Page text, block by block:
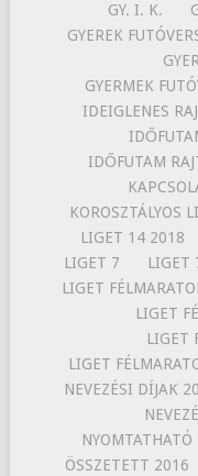
GY. I. K.
GYEREK
GYERMEK
IDEIGLENES
IDŐFUTAM
KOROSZTÁLYOS
LIGET 14 2018
LIGET 7
LIGET
LIGET
LIGET
LIGET
LIGET
NEVEZÉSI DÍJAK
ÖSSZETETT 2016